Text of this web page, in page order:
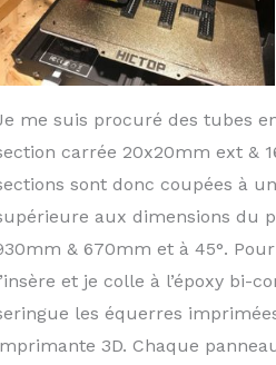
me suis procuré des tubes
carrée 20x20mm ext &
sont donc coupées à
aux dimensions du
& 670mm et à 45°. Pour
et je colle à l’époxy bi-
les équerres
3D. Chaque